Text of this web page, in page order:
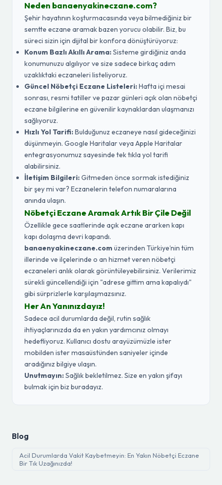
Neden banaenyakineczane.com?
Şehir hayatının koşturmacasında veya bilmediğiniz bir
semtte eczane aramak bazen yorucu olabilir. Biz, bu
süreci sizin için dijital bir konfora dönüştürüyoruz:
Konum Bazlı Akıllı Arama:Sisteme girdiğiniz anda
konumunuzu algılıyor ve size sadece birkaç adım
uzaklıktaki eczaneleri listeliyoruz.
Güncel Nöbetçi Eczane Listeleri:Hafta içi mesai
sonrası, resmi tatiller ve pazar günleri açık olan nöbetçi
eczane bilgilerine en güvenilir kaynaklardan ulaşmanızı
sağlıyoruz.
Hızlı Yol Tarifi:Bulduğunuz eczaneye nasıl gideceğinizi
düşünmeyin. Google Haritalar veya Apple Haritalar
entegrasyonumuz sayesinde tek tıkla yol tarifi
alabilirsiniz.
İletişim Bilgileri:Gitmeden önce sormak istediğiniz
bir şey mi var? Eczanelerin telefon numaralarına
anında ulaşın.
Nöbetçi Eczane Aramak Artık Bir Çile Değil
Özellikle gece saatlerinde açık eczane ararken kapı
kapı dolaşma devri kapandı.
banaenyakineczane.com üzerinden Türkiye’nin tüm
illerinde ve ilçelerinde o an hizmet veren nöbetçi
eczaneleri anlık olarak görüntüleyebilirsiniz. Verilerimiz
sürekli güncellendiği için "adrese gittim ama kapalıydı"
gibi sürprizlerle karşılaşmazsınız.
Her An Yanınızdayız!
Sadece acil durumlarda değil, rutin sağlık
ihtiyaçlarınızda da en yakın yardımcınız olmayı
hedefliyoruz. Kullanıcı dostu arayüzümüzle ister
mobilden ister masaüstünden saniyeler içinde
aradığınız bilgiye ulaşın.
Unutmayın:Sağlık bekletilmez. Size en yakın şifayı
bulmak için biz buradayız.
Blog
Acil Durumlarda Vakit Kaybetmeyin: En Yakın Nöbetçi Eczane
Bir Tık Uzağınızda!